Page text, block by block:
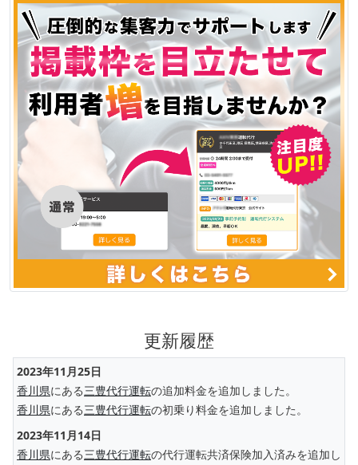
更新履歴
2023年11月25日
香川県にある三豊代行運転の追加料金を追加しました。
香川県にある三豊代行運転の初乗り料金を追加しました。
2023年11月14日
香川県にある三豊代行運転の代行運転共済保険加入済みを追加し